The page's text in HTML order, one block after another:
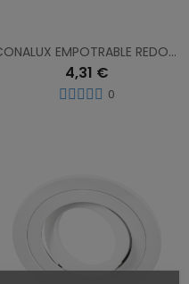
CONALUX EMPOTRABLE REDONDO NEGRO 4024-19
4,31 €
0